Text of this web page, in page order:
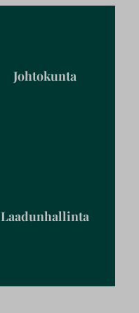
Johtokunta
Laadunhallinta